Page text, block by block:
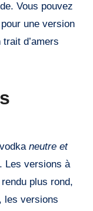
Vous pouvez
pour une version
d’amers
neutre et
Les versions à
plus rond,
les versions